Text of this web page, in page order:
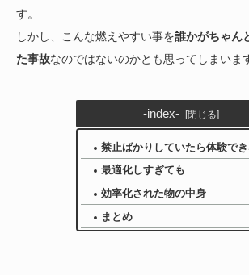
す。
しかし、こんな燃えやすい事を誰かがちゃん
た事故なのではないのかとも思ってしまいま
-index-
禁止ばかりしていたら体験で
最適化しすぎても
効率化された物の中身
まとめ